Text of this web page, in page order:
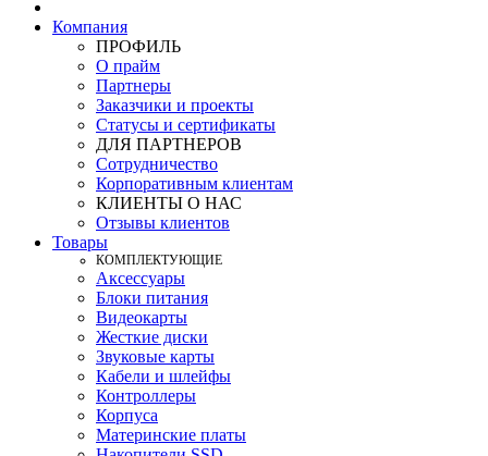
Компания
ПРОФИЛЬ
О прайм
Партнеры
Заказчики и проекты
Статусы и сертификаты
ДЛЯ ПАРТНЕРОВ
Сотрудничество
Корпоративным клиентам
КЛИЕНТЫ О НАС
Отзывы клиентов
Товары
КOМПЛЕКТУЮЩИЕ
Аксессуары
Блоки питания
Видеокарты
Жесткие диски
Звуковые карты
Кабели и шлейфы
Контроллеры
Корпуса
Материнские платы